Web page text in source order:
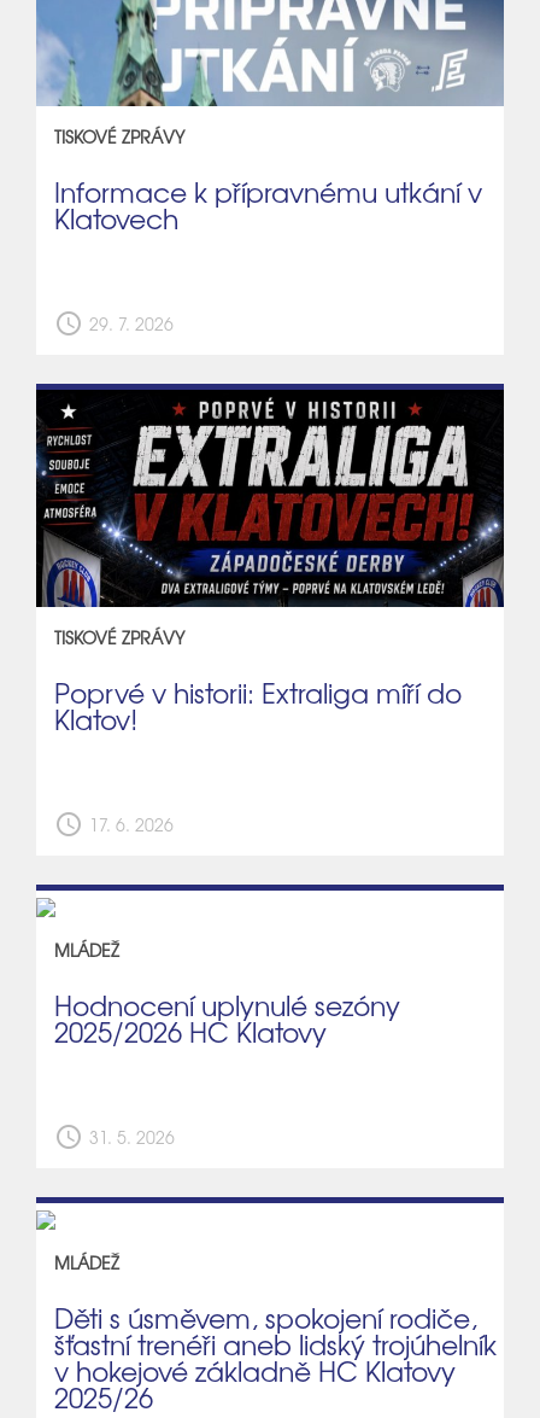
TISKOVÉ ZPRÁVY
Informace k přípravnému utkání v
Klatovech
schedule 29. 7. 2026
TISKOVÉ ZPRÁVY
Poprvé v historii: Extraliga míří do
Klatov!
schedule 17. 6. 2026
MLÁDEŽ
Hodnocení uplynulé sezóny
2025/2026 HC Klatovy
schedule 31. 5. 2026
MLÁDEŽ
Děti s úsměvem, spokojení rodiče,
šťastní trenéři aneb lidský trojúhelník
v hokejové základně HC Klatovy
2025/26